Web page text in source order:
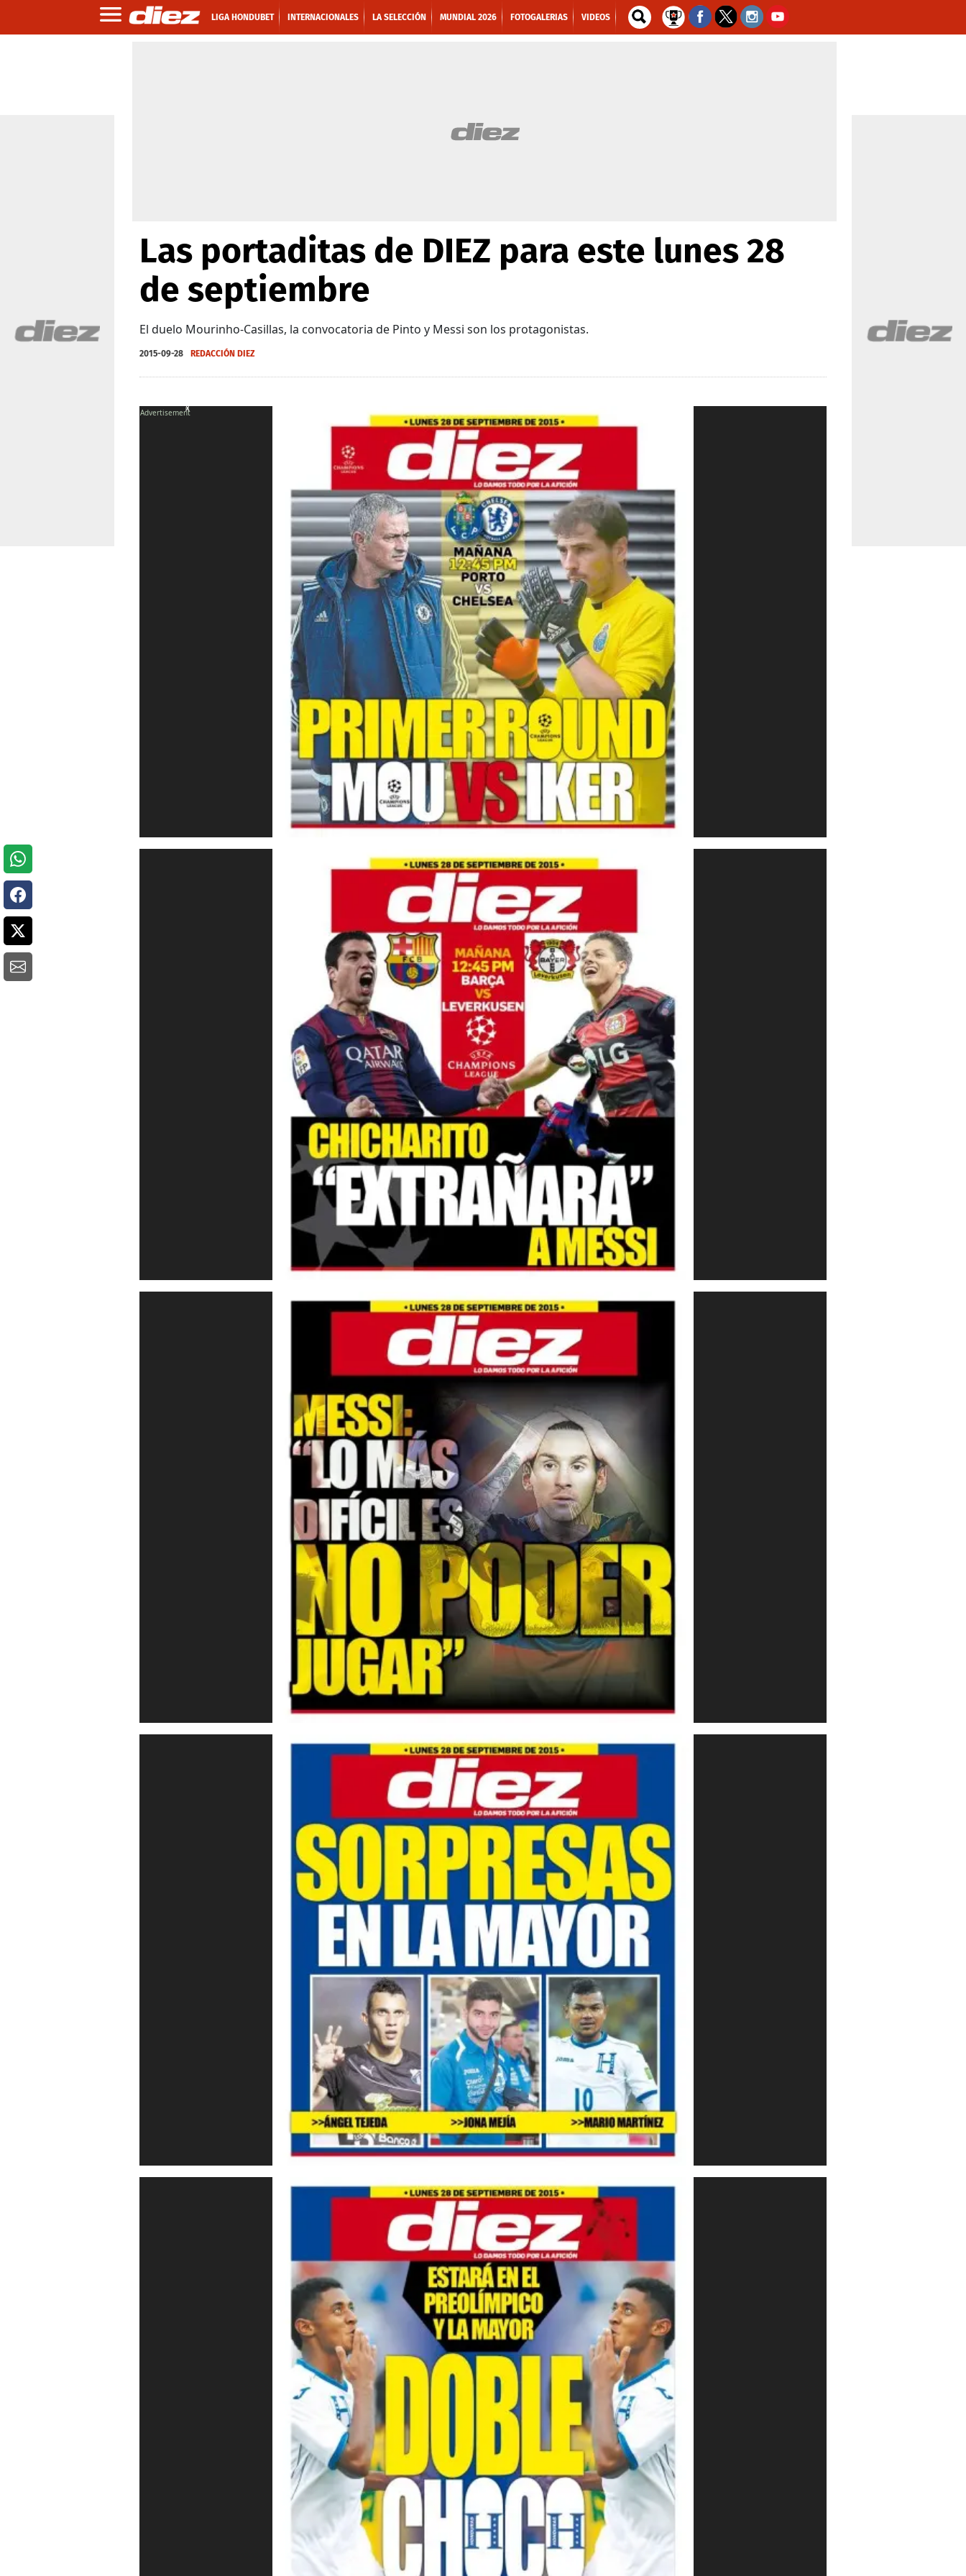
LIGA HONDUBET INTERNACIONALES LA SELECCIÓN MUNDIAL 2026 FOTOGALERIAS VIDEOS
Las portaditas de DIEZ para este lunes 28
de septiembre
El duelo Mourinho-Casillas, la convocatoria de Pinto y Messi son los protagonistas.
2015-09-28 REDACCIÓN DIEZ
X